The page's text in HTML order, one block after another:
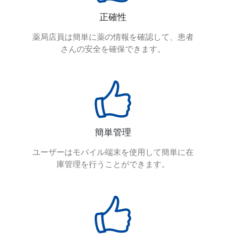
正確性
薬局店員は簡単に薬の情報を確認して、患者
さんの安全を確保できます。
簡単管理
ユーザーはモバイル端末を使用して簡単に在
庫管理を行うことができます。